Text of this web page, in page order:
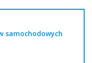
samochodowych